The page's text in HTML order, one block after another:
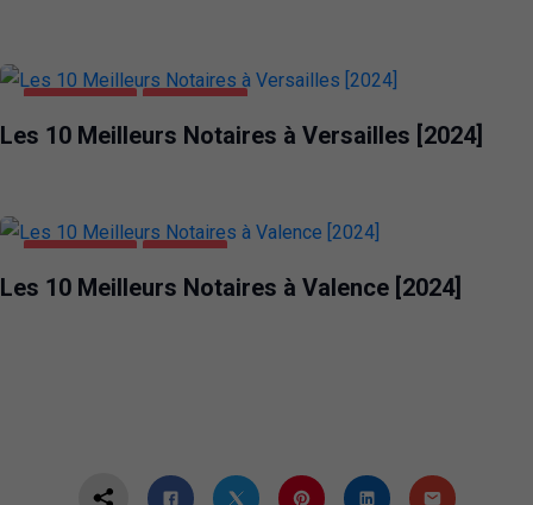
Les 10 Meilleurs Notaires à Versailles [2024]
Les 10 Meilleurs Notaires à Valence [2024]